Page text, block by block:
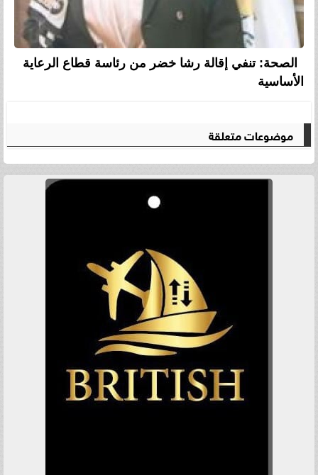
الصحة: تنفي إقالة رشا خضر من رئاسة قطاع الرعاية
الأساسية
موضوعات متعلقة